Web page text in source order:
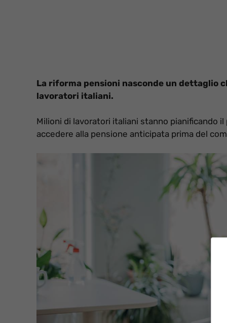
La riforma pensioni nasconde un dettaglio
lavoratori italiani.
Milioni di lavoratori italiani stanno pianificando
accedere alla pensione anticipata prima del